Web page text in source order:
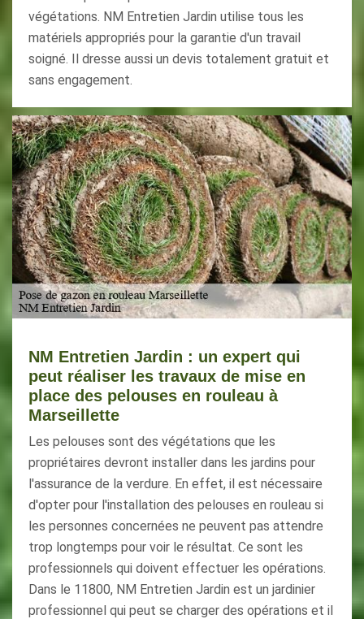
végétations. NM Entretien Jardin utilise tous les
matériels appropriés pour la garantie d'un travail
soigné. Il dresse aussi un devis totalement gratuit et
sans engagement.
NM Entretien Jardin : un expert qui
peut réaliser les travaux de mise en
place des pelouses en rouleau à
Marseillette
Les pelouses sont des végétations que les
propriétaires devront installer dans les jardins pour
l'assurance de la verdure. En effet, il est nécessaire
d'opter pour l'installation des pelouses en rouleau si
les personnes concernées ne peuvent pas attendre
trop longtemps pour voir le résultat. Ce sont les
professionnels qui doivent effectuer les opérations.
Dans le 11800, NM Entretien Jardin est un jardinier
professionnel qui peut se charger des opérations et il